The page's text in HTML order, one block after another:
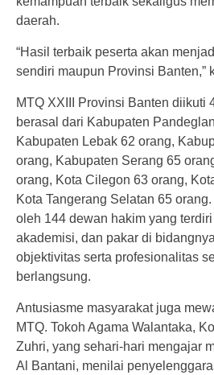
daerah.
“Hasil terbaik peserta akan
sendiri maupun Provinsi Banten,”
MTQ XXIII Provinsi Banten diikuti
berasal dari Kabupaten
Kabupaten Lebak 62 orang,
orang, Kabupaten Serang 65
orang, Kota Cilegon 63 orang,
Kota Tangerang Selatan 65
oleh 144 dewan hakim yang
akademisi, dan pakar di
objektivitas serta profesionalitas
berlangsung.
Antusiasme masyarakat juga
MTQ. Tokoh Agama Walantaka,
Zuhri, yang sehari-hari mengajar
Al Bantani, menilai